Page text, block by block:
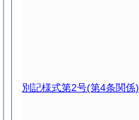
別記様式第2号(第4条関係)